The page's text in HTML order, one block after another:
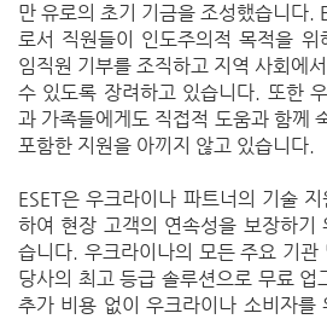
만 유로의 초기 기금을 조성했습니다.
로서 직원들이 인도주의적 목적을 위
임직원 기부를 조직하고 지역 사회에
수 있도록 장려하고 있습니다. 또한
과 가족들에게도 직접적 도움과 함께
포함한 지원을 아끼지 않고 있습니다.
ESET은 우크라이나 파트너의 기술
하여 현장 고객의 연속성을 보장하기
습니다. 우크라이나의 모든 주요 기
당사의 최고 등급 솔루션으로 무료 업
추가 비용 없이 우크라이나 소비자를